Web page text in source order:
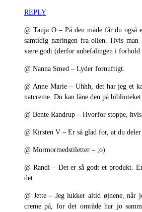
REPLY
@ Tanja O – På den måde får du
samtidig næringen fra olien. Hvis
være godt (derfor anbefalingen i forhold
@ Nanna Smed – Lyder fornuftigt.
@ Anne Marie – Uhhh, det har jeg et
natcreme. Du kan låne den på biblioteket.
@ Bente Randrup – Hvorfor stoppe,
@ Kirsten V – Er så glad for, at du
@ Mormormedstiletter – ;o)
@ Randi – Det er så godt et produkt.
det.
@ Jette – Jeg lukker altid øjnene, når
creme på, for det område har jo